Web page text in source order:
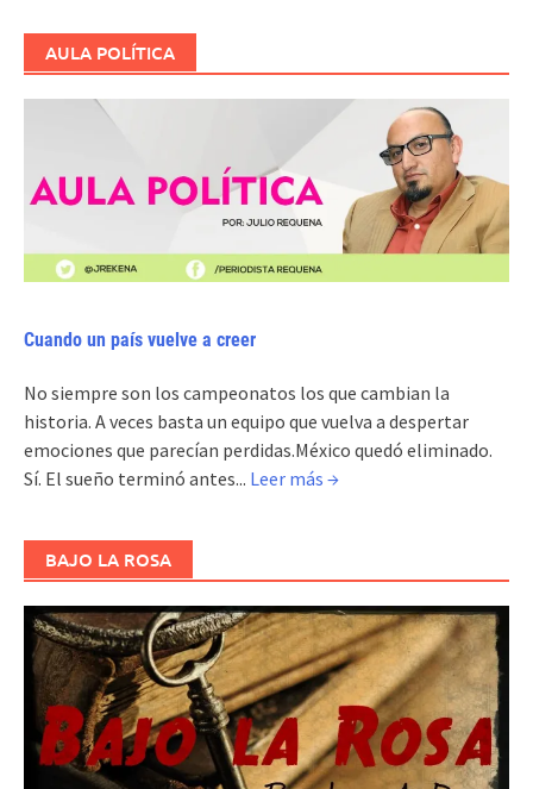
AULA POLÍTICA
Cuando un país vuelve a creer
No siempre son los campeonatos los que cambian la
historia. A veces basta un equipo que vuelva a despertar
emociones que parecían perdidas.México quedó eliminado.
Sí. El sueño terminó antes... Leer más →
BAJO LA ROSA